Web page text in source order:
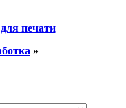
печати
»